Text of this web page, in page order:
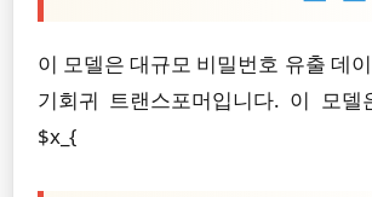
이 모델은 대규모 비밀번호 유출 데
기회귀 트랜스포머입니다. 이 모델
$x_{